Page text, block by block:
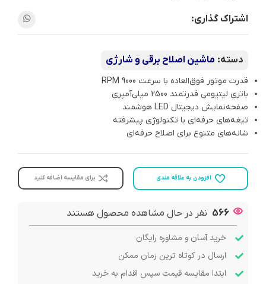
اشتراک گذاری:
دسته: ماشین اصلاح برقی و شارژی
قدرت موتور فوق‌العاده با سرعت 9000 RPM
باتری لیتیومی قدرتمند 2500 میلی‌آمپری
صفحه‌نمایش دیجیتال LED هوشمند
تیغه‌های حرفه‌ای با تکنولوژی پیشرفته
شانه‌های متنوع برای اصلاح حرفه‌ای
افزودن به علاقه مندی برای مقایسه اضافه کنید
566 نفر در حال مشاهده محصول هستند
خرید آسان و مشاوره رایگان
ارسال در کوتاه ترین زمان ممکن
ابتدا مقایسه قیمت سپس اقدام به خرید